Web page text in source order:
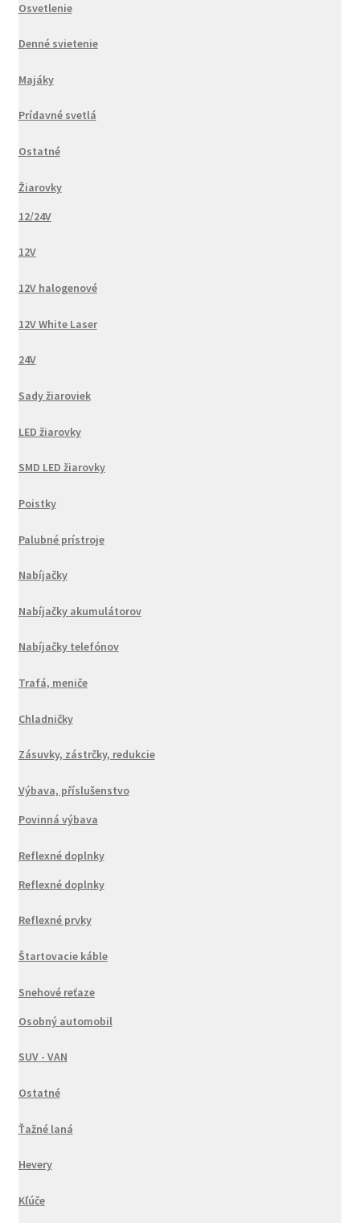
Osvetlenie
Denné svietenie
Majáky
Prídavné svetlá
Ostatné
Žiarovky
12/24V
12V
12V halogenové
12V White Laser
24V
Sady žiaroviek
LED žiarovky
SMD LED žiarovky
Poistky
Palubné prístroje
Nabíjačky
Nabíjačky akumulátorov
Nabíjačky telefónov
Trafá, meniče
Chladničky
Zásuvky, zástrčky, redukcie
Výbava, příslušenstvo
Povinná výbava
Reflexné doplnky
Reflexné doplnky
Reflexné prvky
Štartovacie káble
Snehové reťaze
Osobný automobil
SUV - VAN
Ostatné
Ťažné laná
Hevery
Kľúče